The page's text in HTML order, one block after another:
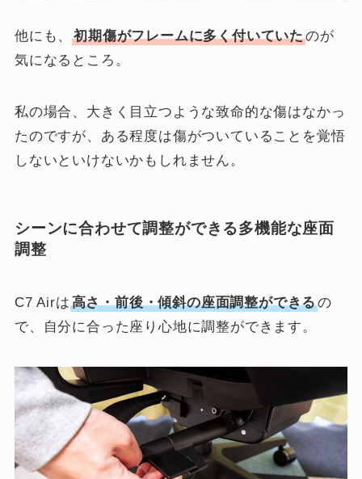
他にも、初期傷がフレームに多く付いていたのが
気になるところ。
私の場合、大きく目立つような致命的な傷はなかっ
たのですが、ある程度は傷がついていることを覚悟
しないといけないかもしれません。
シーンに合わせて調整ができる多機能な座面
調整
C7 Airは高さ・前後・傾斜の座面調整ができるの
で、自分に合った座り心地に調整ができます。